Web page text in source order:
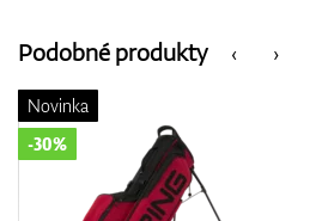
‹
Podobné produkty ›
Novinka
-30%